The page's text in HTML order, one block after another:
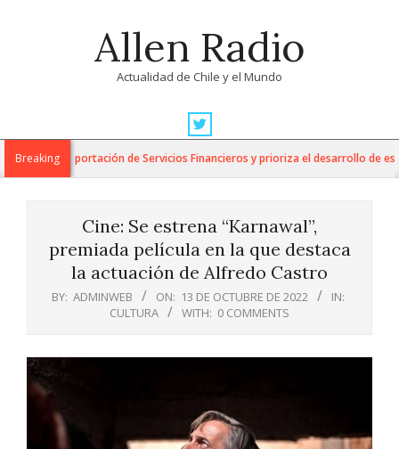
Allen Radio
Actualidad de Chile y el Mundo
Navigation
MenuBreaking
para la Exportación de Servicios Financieros y prioriza el desarrollo de esta
Cine: Se estrena “Karnawal”,
premiada película en la que destaca
la actuación de Alfredo Castro
BY: ADMINWEB ON: 13 DE OCTUBRE DE 2022
IN:
CULTURA
WITH: 0 COMMENTS